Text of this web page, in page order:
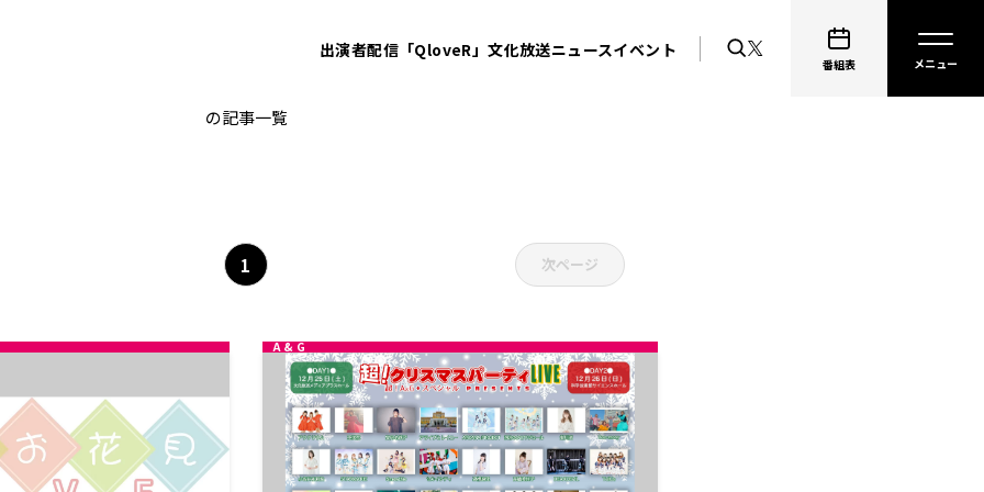
出演者配信「QloveR」文化放送ニュースイベント
番組表
超！A&G＋スペシャル
の記事一覧
1 次ページ